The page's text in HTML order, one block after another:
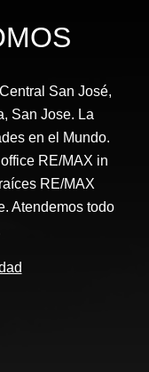
San José,
San Jose. La
en el Mundo.
RE/MAX in
RE/MAX
Atendemos todo